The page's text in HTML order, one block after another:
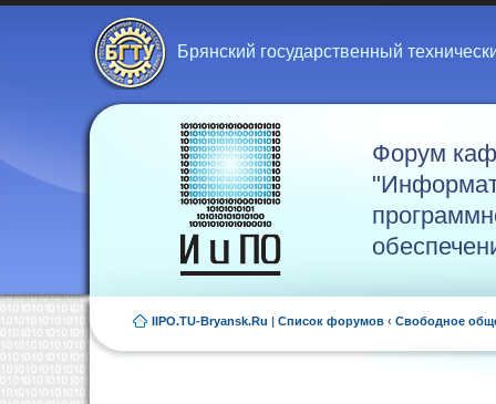
Брянский государственный
Форум
IIPO.TU-Bryansk.Ru | Список форумов ‹ Свободное